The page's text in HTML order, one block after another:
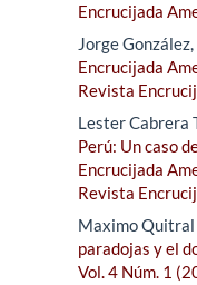
Encrucijada
Jorge González,
Encrucijada
Revista
Lester Cabrera
Perú: Un caso
Encrucijada
Revista
Maximo Quitral
paradojas y el
Vol. 4 Núm. 1